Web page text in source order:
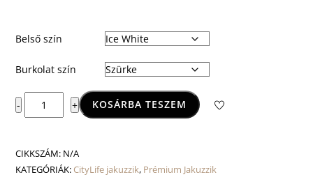
Belső szín
Burkolat szín
-
Firenze
Life
mennyiség
+ KOSÁRBA TESZEM
CIKKSZÁM: N/A
KATEGÓRIÁK:CityLife jakuzzik, Prémium Jakuzzik